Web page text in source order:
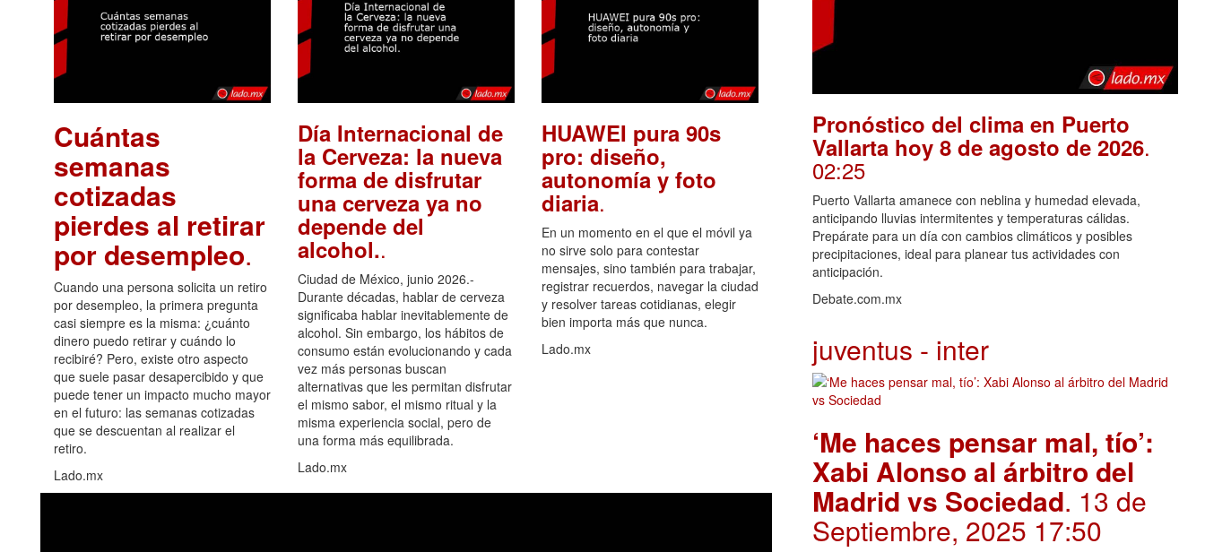
Cuántas
semanas
cotizadas
pierdes al retirar
por desempleo.
Cuando una persona solicita un retiro
por desempleo, la primera pregunta
casi siempre es la misma: ¿cuánto
dinero puedo retirar y cuándo lo
recibiré? Pero, existe otro aspecto
que suele pasar desapercibido y que
puede tener un impacto mucho mayor
en el futuro: las semanas cotizadas
que se descuentan al realizar el
retiro.
Lado.mx
Día Internacional de
la Cerveza: la nueva
forma de disfrutar
una cerveza ya no
depende del
alcohol..
Ciudad de México, junio 2026.-
Durante décadas, hablar de cerveza
significaba hablar inevitablemente de
alcohol. Sin embargo, los hábitos de
consumo están evolucionando y cada
vez más personas buscan
alternativas que les permitan disfrutar
el mismo sabor, el mismo ritual y la
misma experiencia social, pero de
una forma más equilibrada.
Lado.mx
HUAWEI pura 90s
pro: diseño,
autonomía y foto
diaria.
En un momento en el que el móvil ya
no sirve solo para contestar
mensajes, sino también para trabajar,
registrar recuerdos, navegar la ciudad
y resolver tareas cotidianas, elegir
bien importa más que nunca.
Lado.mx
Pronóstico del clima en Puerto
Vallarta hoy 8 de agosto de 2026.
02:25
Puerto Vallarta amanece con neblina y humedad elevada,
anticipando lluvias intermitentes y temperaturas cálidas.
Prepárate para un día con cambios climáticos y posibles
precipitaciones, ideal para planear tus actividades con
anticipación.
Debate.com.mx
juventus - inter
‘Me haces pensar mal, tío’:
Xabi Alonso al árbitro del
Madrid vs Sociedad. 13 de
Septiembre, 2025 17:50